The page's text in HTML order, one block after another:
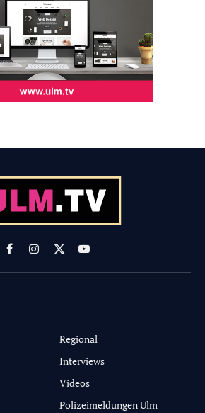
FacebookInstagram
X
(Twitter)
YouTube
Regional
Interviews
Videos
Polizeimeldungen Ulm